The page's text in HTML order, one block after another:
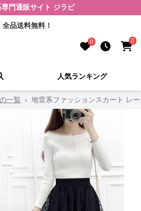
門通販サイト ジラピ
全品送料無料！
0 0
人気ランキング
一覧 › 地雷系ファッションスカート レ